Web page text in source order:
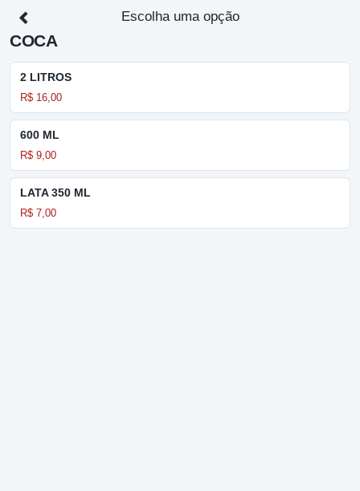
Escolha uma opção
COCA
2 LITROS
R$ 16,00
600 ML
R$ 9,00
LATA 350 ML
R$ 7,00